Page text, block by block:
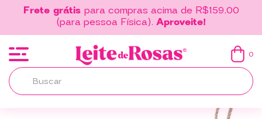
Frete grátispara compras acima de R$159,00
(para pessoa Física).Aproveite!
0